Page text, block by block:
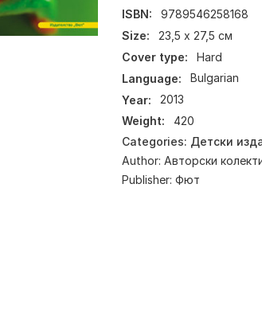
ISBN:
9789546258168
Size:
23,5 х 27,5 см
Cover type:
Hard
Language:
Bulgarian
Year:
2013
Weight:
420
Categories: Детски
Author: Авторски
Publisher: Фют